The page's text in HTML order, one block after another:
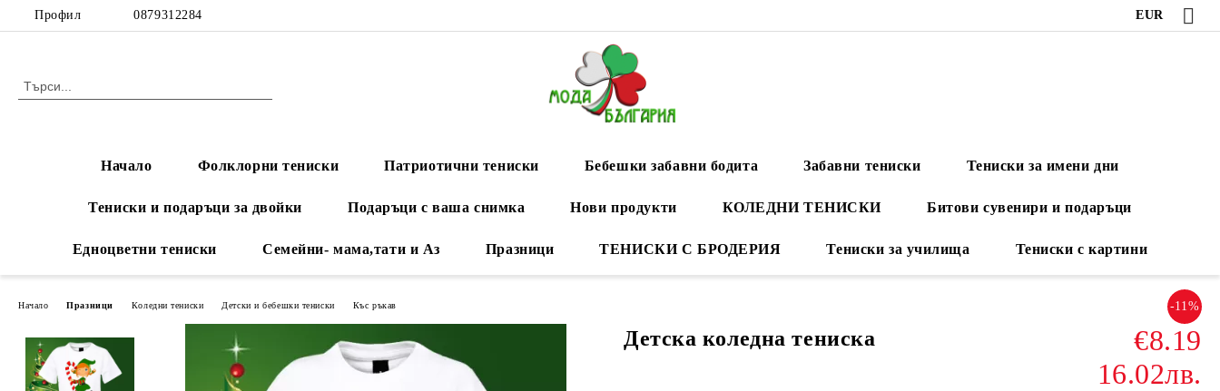
Профил 0879312284 EUR
Начало Фолклорни тениски Патриотични тениски Бебешки забавни бодита Забавни тениски Тениски за имени дни
Тениски и подаръци за двойки Подаръци с ваша снимка Нови продукти КОЛЕДНИ ТЕНИСКИ Битови сувенири и подаръци
Едноцветни тениски Семейни- мама,тати и Аз Празници ТЕНИСКИ С БРОДЕРИЯ Тениски за училища Тениски с картини
Начало Празници Коледни тениски Детски и бебешки тениски Къс ръкав
Детска коледна тениска
-11%
€8.19
16.02лв.